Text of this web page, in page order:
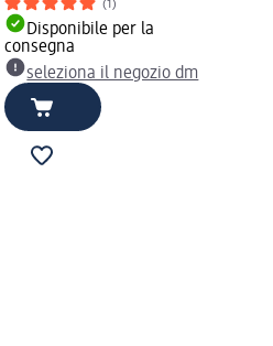
(1)
Disponibile per la
consegna
seleziona il negozio dm